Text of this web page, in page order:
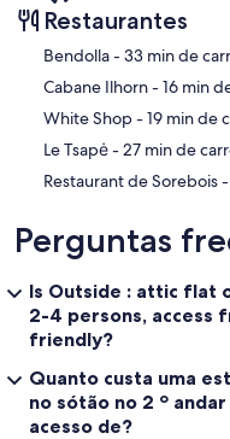
Restaurantes
‪Bendolla - ‬33 min de
‪Cabane Ilhorn -
‪White Shop - ‬19 min
‪Le Tsapė - ‬27 min de
Perguntas
Is Outside : attic flat
2-4 persons, access
friendly?
Quanto custa uma
no sótão no 2 º
acesso de?